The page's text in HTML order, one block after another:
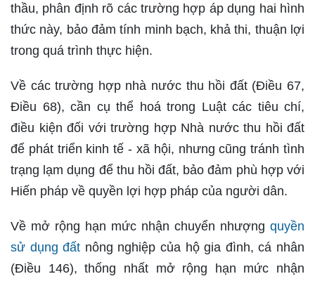
thầu, phân định rõ các trường hợp áp dụng hai hình
thức này, bảo đảm tính minh bạch, khả thi, thuận lợi
trong quá trình thực hiện.
Về các trường hợp nhà nước thu hồi đất (Điều 67,
Điều 68), cần cụ thể hoá trong Luật các tiêu chí,
điều kiện đối với trường hợp Nhà nước thu hồi đất
để phát triển kinh tế - xã hội, nhưng cũng tránh tình
trạng lạm dụng để thu hồi đất, bảo đảm phù hợp với
Hiến pháp về quyền lợi hợp pháp của người dân.
Về mở rộng hạn mức nhận chuyển nhượng quyền
sử dụng đất nông nghiệp của hộ gia đình, cá nhân
(Điều 146), thống nhất mở rộng hạn mức nhận